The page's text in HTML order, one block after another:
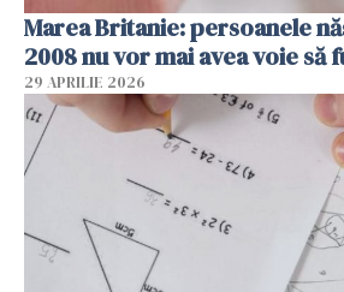
Marea Britanie: persoanele
2008 nu vor mai avea voie să
29 APRILIE 2026